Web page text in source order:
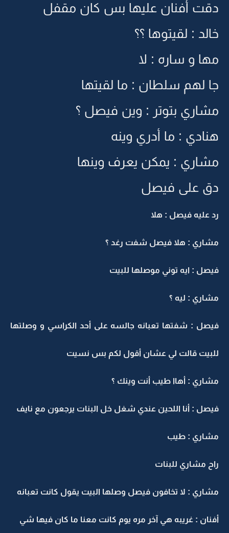
دقت أفنان عليها بس كان مقفل
خالد : لقيتوها ؟؟
مها و ساره : لا
جا لهم سلطان : ما لقيتها
مشاري بتوتر : وين فيصل ؟
هنادي : ما أدري وينه
مشاري : يمكن يعرف وينها
دق على فيصل
رد عليه فيصل : هلا
مشاري : هلا فيصل شفت رغد ؟
فيصل : ايه توني موصلها للبيت
مشاري : ليه ؟
فيصل : شفتها تعبانه جالسه على أحد الكراسي و وصلتها
للبيت قالت لي عشان أقول لكم بس نسيت
مشاري : أهاا طيب أنت وينك ؟
فيصل : أنا اللحين عندي شغل خل البنات يرجعون مع نايف
مشاري : طيب
راح مشاري للبنات
مشاري : لا تخافون فيصل وصلها البيت يقول كانت تعبانه
أفنان : غريبه هي آخر مره يوم كانت معنا ما كان فيها شي